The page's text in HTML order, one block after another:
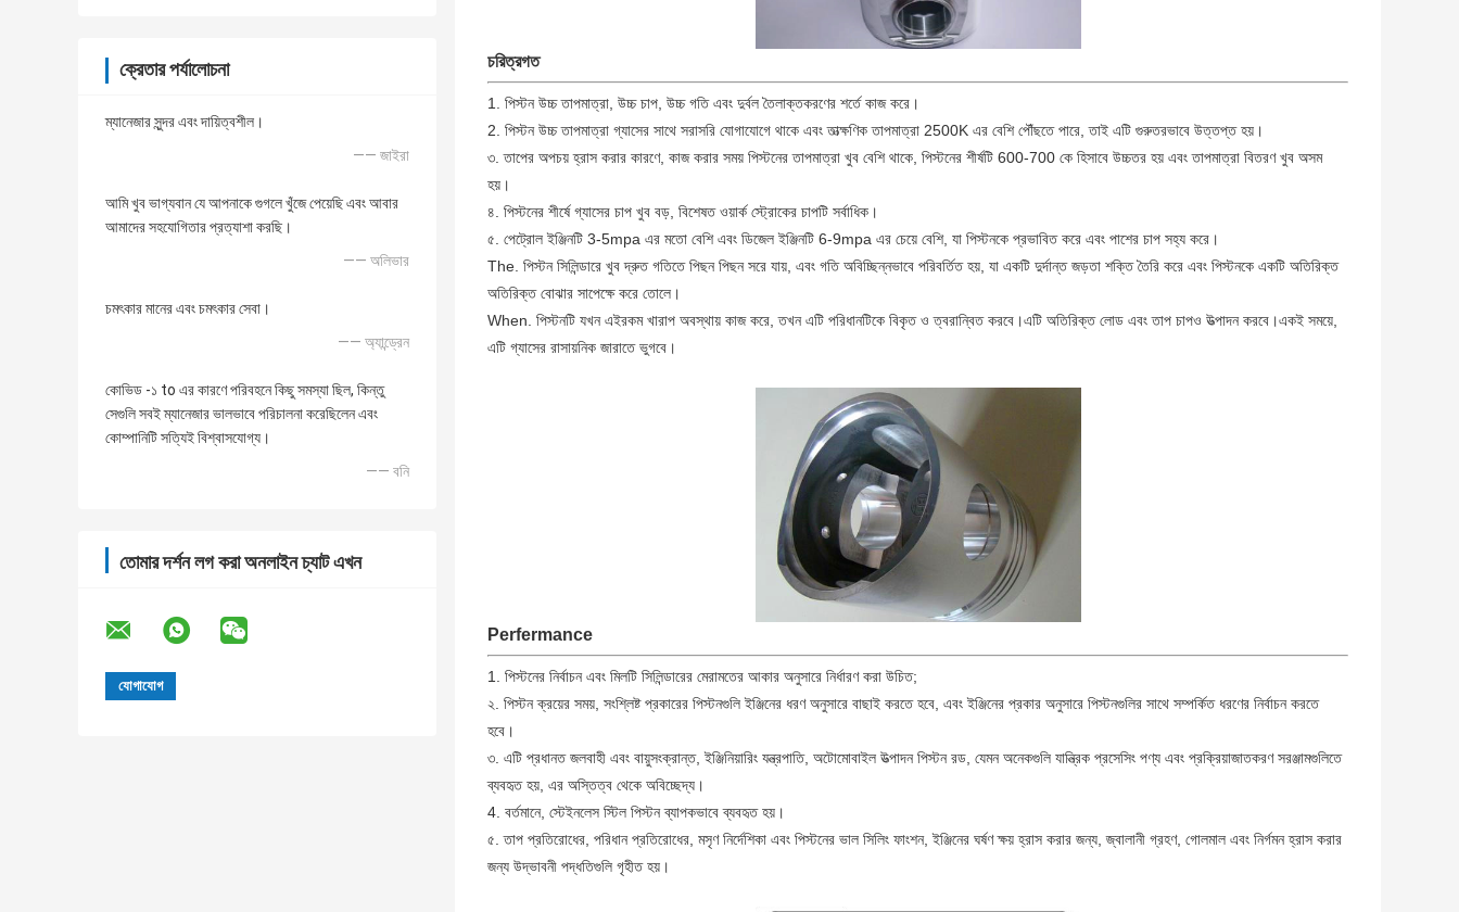
ক্রেতার পর্যালোচনা
ম্যানেজার সুন্দর এবং দায়িত্বশীল।
—— জাইরা
আমি খুব ভাগ্যবান যে আপনাকে গুগলে খুঁজে পেয়েছি এবং আবার
আমাদের সহযোগিতার প্রত্যাশা করছি।
—— অলিভার
চমৎকার মানের এবং চমৎকার সেবা।
—— অ্যান্ড্রেন
কোভিড -১ to এর কারণে পরিবহনে কিছু সমস্যা ছিল, কিন্তু
সেগুলি সবই ম্যানেজার ভালভাবে পরিচালনা করেছিলেন এবং
কোম্পানিটি সত্যিই বিশ্বাসযোগ্য।
—— বনি
তোমার দর্শন লগ করা অনলাইন চ্যাট এখন
চরিত্রগত
1. পিস্টন উচ্চ তাপমাত্রা, উচ্চ চাপ, উচ্চ গতি এবং দুর্বল তৈলাক্তকরণের শর্তে কাজ করে।
2. পিস্টন উচ্চ তাপমাত্রা গ্যাসের সাথে সরাসরি যোগাযোগে থাকে এবং তাত্ক্ষণিক তাপমাত্রা 2500K এর বেশি পৌঁছতে পারে, তাই এটি গুরুতরভাবে উত্তপ্ত হয়।
৩. তাপের অপচয় হ্রাস করার কারণে, কাজ করার সময় পিস্টনের তাপমাত্রা খুব বেশি থাকে, পিস্টনের শীর্ষটি 600-700 কে হিসাবে উচ্চতর হয় এবং তাপমাত্রা বিতরণ খুব অসম
হয়।
৪. পিস্টনের শীর্ষে গ্যাসের চাপ খুব বড়, বিশেষত ওয়ার্ক স্ট্রোকের চাপটি সর্বাধিক।
৫. পেট্রোল ইঞ্জিনটি 3-5mpa এর মতো বেশি এবং ডিজেল ইঞ্জিনটি 6-9mpa এর চেয়ে বেশি, যা পিস্টনকে প্রভাবিত করে এবং পাশের চাপ সহ্য করে।
The. পিস্টন সিলিন্ডারে খুব দ্রুত গতিতে পিছন পিছন সরে যায়, এবং গতি অবিচ্ছিন্নভাবে পরিবর্তিত হয়, যা একটি দুর্দান্ত জড়তা শক্তি তৈরি করে এবং পিস্টনকে একটি অতিরিক্ত
অতিরিক্ত বোঝার সাপেক্ষে করে তোলে।
When. পিস্টনটি যখন এইরকম খারাপ অবস্থায় কাজ করে, তখন এটি পরিধানটিকে বিকৃত ও ত্বরান্বিত করবে।এটি অতিরিক্ত লোড এবং তাপ চাপও উত্পাদন করবে।একই সময়ে,
এটি গ্যাসের রাসায়নিক জারাতে ভুগবে।
Perfermance
1. পিস্টনের নির্বাচন এবং মিলটি সিলিন্ডারের মেরামতের আকার অনুসারে নির্ধারণ করা উচিত;
২. পিস্টন ক্রয়ের সময়, সংশ্লিষ্ট প্রকারের পিস্টনগুলি ইঞ্জিনের ধরণ অনুসারে বাছাই করতে হবে, এবং ইঞ্জিনের প্রকার অনুসারে পিস্টনগুলির সাথে সম্পর্কিত ধরণের নির্বাচন করতে
হবে।
৩. এটি প্রধানত জলবাহী এবং বায়ুসংক্রান্ত, ইঞ্জিনিয়ারিং যন্ত্রপাতি, অটোমোবাইল উত্পাদন পিস্টন রড, যেমন অনেকগুলি যান্ত্রিক প্রসেসিং পণ্য এবং প্রক্রিয়াজাতকরণ সরঞ্জামগুলিতে
ব্যবহৃত হয়, এর অস্তিত্ব থেকে অবিচ্ছেদ্য।
4. বর্তমানে, স্টেইনলেস স্টিল পিস্টন ব্যাপকভাবে ব্যবহৃত হয়।
৫. তাপ প্রতিরোধের, পরিধান প্রতিরোধের, মসৃণ নির্দেশিকা এবং পিস্টনের ভাল সিলিং ফাংশন, ইঞ্জিনের ঘর্ষণ ক্ষয় হ্রাস করার জন্য, জ্বালানী গ্রহণ, গোলমাল এবং নির্গমন হ্রাস করার
জন্য উদ্ভাবনী পদ্ধতিগুলি গৃহীত হয়।